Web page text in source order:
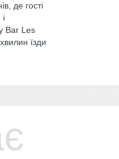
де гості
Bar Les
їзди